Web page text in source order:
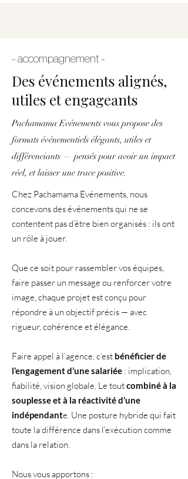
- accompagnement -
Des événements alignés,
utiles et engageants
Pachamama Evénements vous propose des
formats événementiels élégants, utiles et
différenciants — pensés pour avoir un impact
réel, et laisser une trace positive.
Chez Pachamama Evénements, nous
concevons des événements qui ne se
contentent pas d’être bien organisés : ils ont
un rôle à jouer.
Que ce soit pour rassembler vos équipes,
faire passer un message ou renforcer votre
image, chaque projet est conçu pour
répondre à un objectif précis — avec
rigueur, cohérence et élégance.
Faire appel à l’agence, c’est bénéficier de
l’engagement d’une salariée : implication,
fiabilité, vision globale. Le toutcombiné à la
souplesse et à la réactivité d’une
indépendante. Une posture hybride qui fait
toute la différence dans l’exécution comme
dans la relation.
Nous vous apportons :